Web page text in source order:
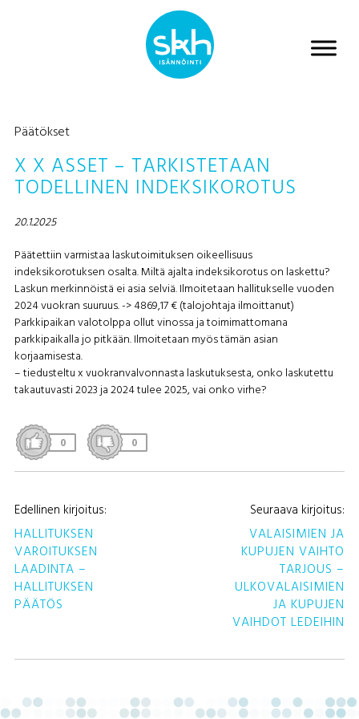
Päätökset
X X ASSET – TARKISTETAAN
TODELLINEN INDEKSIKOROTUS
20.1.2025
Päätettiin varmistaa laskutoimituksen oikeellisuus
indeksikorotuksen osalta. Miltä ajalta indeksikorotus on laskettu?
Laskun merkinnöistä ei asia selviä. Ilmoitetaan hallitukselle vuoden
2024 vuokran suuruus. -> 4869,17 € (talojohtaja ilmoittanut)
Parkkipaikan valotolppa ollut vinossa ja toimimattomana
parkkipaikalla jo pitkään. Ilmoitetaan myös tämän asian
korjaamisesta.
– tiedusteltu x vuokranvalvonnasta laskutuksesta, onko laskutettu
takautuvasti 2023 ja 2024 tulee 2025, vai onko virhe?
0 0
Edellinen kirjoitus:
HALLITUKSEN
VAROITUKSEN
LAADINTA –
HALLITUKSEN
PÄÄTÖS
Seuraava kirjoitus:
VALAISIMIEN JA
KUPUJEN VAIHTO
TARJOUS –
ULKOVALAISIMIEN
JA KUPUJEN
VAIHDOT LEDEIHIN